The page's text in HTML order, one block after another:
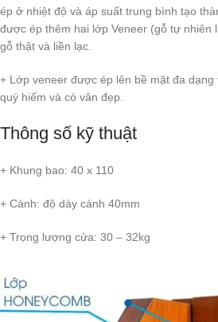
ép ở nhiệt độ và áp suất trung bình tạo
được ép thêm hai lớp Veneer (gỗ tự nhiên
gỗ thật và liền lạc.
+ Lớp veneer được ép lên bề mặt đa dạng
quý hiếm và có vân đẹp.
Thông số kỹ thuật
+ Khung bao: 40 x 110
+ Cánh: độ dày cánh 40mm
+ Trọng lượng cửa: 30 – 32kg